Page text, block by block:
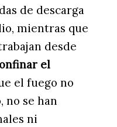
de descarga
mientras que
desde
el
el fuego no
no se han
ni